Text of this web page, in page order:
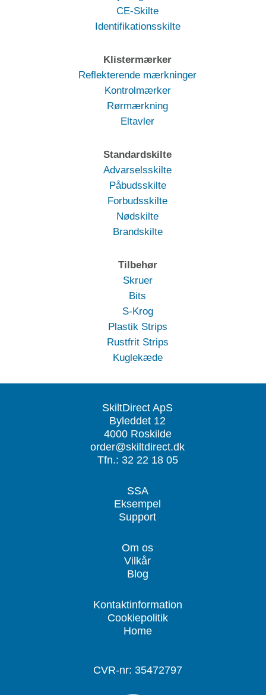
CE-Skilte
Identifikationsskilte
Klistermærker
Reflekterende mærkninger
Kontrolmærker
Rørmærkning
Eltavler
Standardskilte
Advarselsskilte
Påbudsskilte
Forbudsskilte
Nødskilte
Brandskilte
Tilbehør
Skruer
Bits
S-Krog
Plastik Strips
Rustfrit Strips
Kuglekæde
SkiltDirect ApS
Byleddet 12
4000 Roskilde
order@skiltdirect.dk
Tfn.: 32 22 18 05
SSA
Eksempel
Support
Om os
Vilkår
Blog
Kontaktinformation
Cookiepolitik
Home
CVR-nr: 35472797